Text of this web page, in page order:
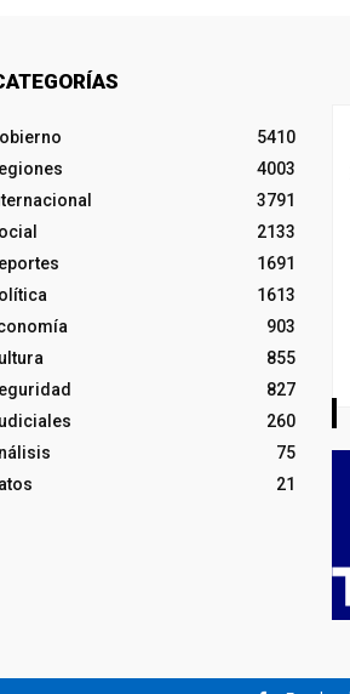
5410
4003
3791
2133
1691
1613
903
855
827
260
75
21